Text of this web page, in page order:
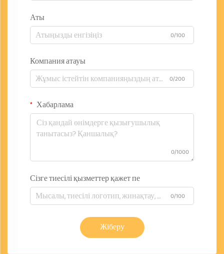
Аты
0/100
Компания атауы
0/200
Хабарлама
0/1000
Сізге тиесілі қызметтер қажет пе
0/100
Жіберу